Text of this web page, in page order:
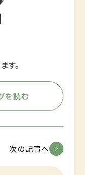
す。
を読む
次の記事へ